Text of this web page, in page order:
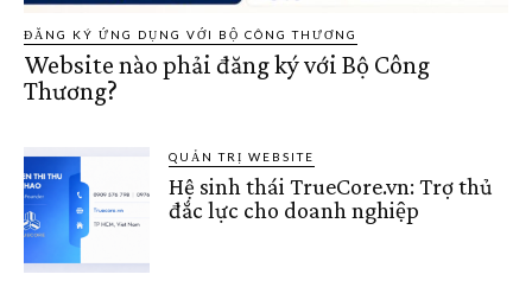
ĐĂNG KÝ ỨNG DỤNG VỚI BỘ CÔNG THƯƠNG
Website nào phải đăng ký với Bộ Công
Thương?
QUẢN TRỊ WEBSITE
Hệ sinh thái TrueCore.vn: Trợ thủ
đắc lực cho doanh nghiệp